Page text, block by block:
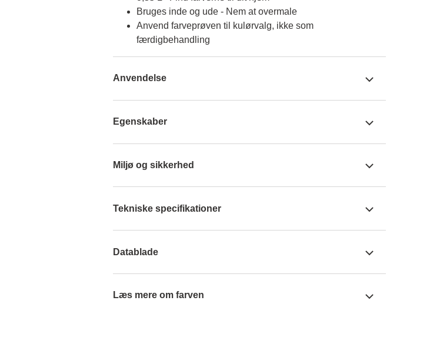
Bruges inde og ude - Nem at overmale
Anvend farveprøven til kulørvalg, ikke som
færdigbehandling
Anvendelse
Egenskaber
Miljø og sikkerhed
Tekniske specifikationer
Datablade
Læs mere om farven